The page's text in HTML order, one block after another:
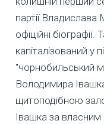
партії
офіційні
капіталізований у
"чорнобильський
Володимира
щитоподібною
Івашка за